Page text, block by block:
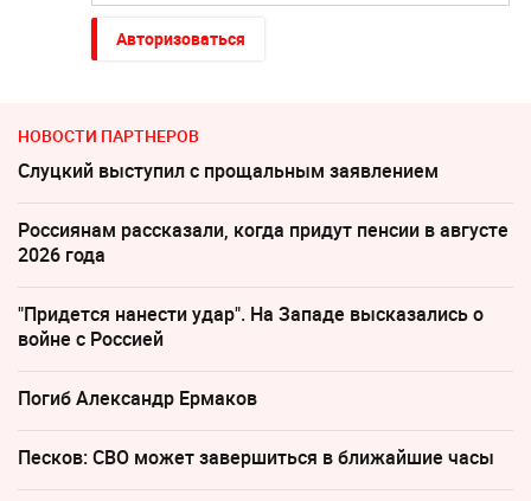
Авторизоваться
НОВОСТИ ПАРТНЕРОВ
Слуцкий выступил с прощальным заявлением
Россиянам рассказали, когда придут пенсии в августе
2026 года
"Придется нанести удар". На Западе высказались о
войне с Россией
Погиб Александр Ермаков
Песков: СВО может завершиться в ближайшие часы